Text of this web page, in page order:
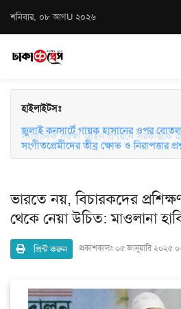
শনিবার, ০৮ আগU ২০২৬
হাইলাইটসঃ
সাংবাদিক সুরক্ষা আইন প্রণয়নে সরকারকে
জুলাই কনসার্টে গায়ক হাসানের ওপর বোতল
সংগীতপ্রেমীদের তীব্র ক্ষোভ ও নিরাপত্তার
ভারতে নয়, বিচারকদের
থেকে নেয়া উচিত: মাওলানা
প্রিন্ট করুন প্রকাশকালঃ ০৫ জানুয়ারি ২০২৫